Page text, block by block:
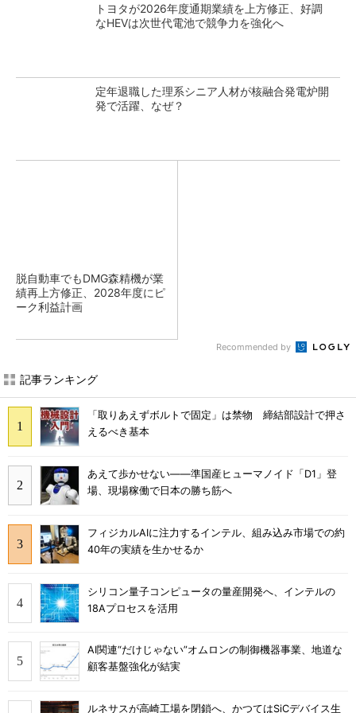
トヨタが2026年度通期業績を上方修正、好調
なHEVは次世代電池で競争力を強化へ
定年退職した理系シニア人材が核融合発電炉開
発で活躍、なぜ？
脱自動車でもDMG森精機が業
績再上方修正、2028年度にピ
ーク利益計画
Recommended by
記事ランキング
「取りあえずボルトで固定」は禁物 締結部設計で押さ
えるべき基本
あえて歩かせない――準国産ヒューマノイド「D1」登
場、現場稼働で日本の勝ち筋へ
フィジカルAIに注力するインテル、組み込み市場での約
40年の実績を生かせるか
シリコン量子コンピュータの量産開発へ、インテルの
18Aプロセスを活用
AI関連“だけじゃない”オムロンの制御機器事業、地道な
顧客基盤強化が結実
ルネサスが高崎工場を閉鎖へ、かつてはSiCデバイス生